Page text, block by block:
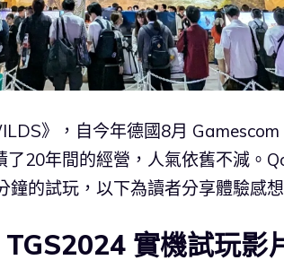
》，自今年德國8月
20年間的經營，人氣依舊不減。
的試玩，以下為讀者分享體驗感
實機試玩影